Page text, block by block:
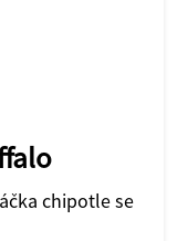
chipotle se